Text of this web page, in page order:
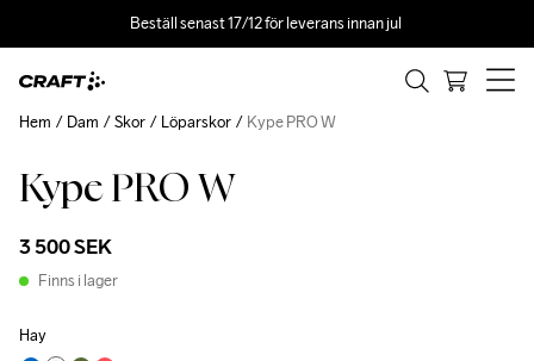
Beställ senast 17/12 för leverans innan jul
Kype PRO W
3 500 SEK
Finns i lager
Hay
Hem Dam Skor Löparskor Kype PRO W